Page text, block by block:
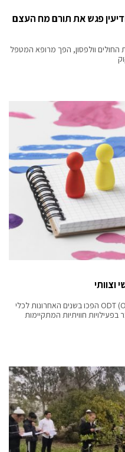
פגש את תורם מח העצם
החולים וולפסון, הפך מרופא המטפל
פעילויות ODT (Outdoor Training Development) הפכו בשנים האחרונות לכלי
בפעילויות חוויתיות המתקיימות